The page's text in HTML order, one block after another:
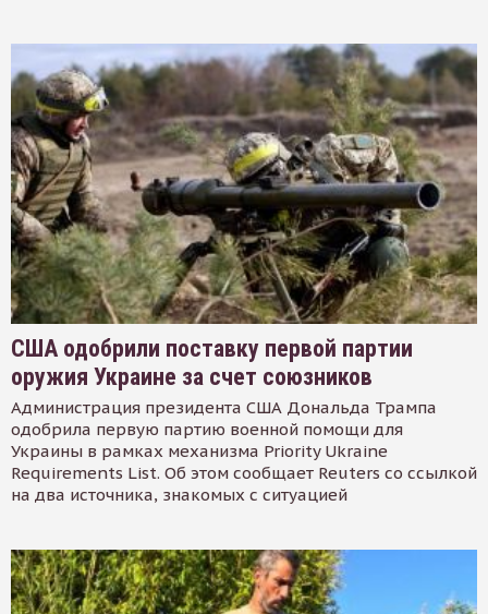
США одобрили поставку первой партии
оружия Украине за счет союзников
Администрация президента США Дональда Трампа
одобрила первую партию военной помощи для
Украины в рамках механизма Priority Ukraine
Requirements List. Об этом сообщает Reuters со ссылкой
на два источника, знакомых с ситуацией